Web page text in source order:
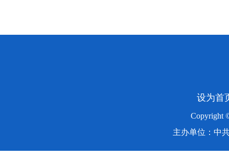
设为首
Copyright
主办单位：中